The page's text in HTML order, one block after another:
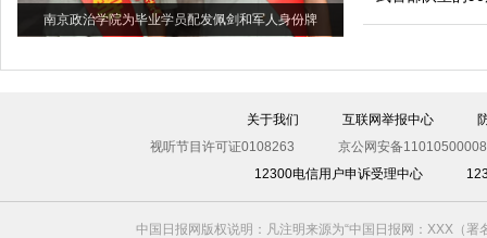
南京政治学院为毕业学员配发佩剑和军人身份牌
关于我们 互联网举报中心
视听节目许可证0108263
京公网安备
12300电信用户申诉受理中心
中国日报网版权说明：凡注明来源为“中国日报网：XXX（